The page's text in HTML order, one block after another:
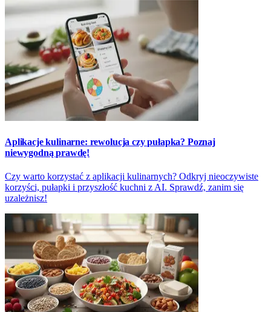
Aplikacje kulinarne: rewolucja czy pułapka? Poznaj
niewygodną prawdę!
Czy warto korzystać z aplikacji kulinarnych? Odkryj nieoczywiste
korzyści, pułapki i przyszłość kuchni z AI. Sprawdź, zanim się
uzależnisz!